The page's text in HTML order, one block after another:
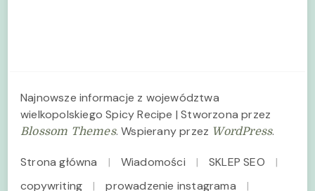
Najnowsze informacje z województwa
wielkopolskiegoSpicy Recipe | Stworzona przez
Blossom Themes. Wspierany przez WordPress.
Strona główna Wiadomości
SKLEP SEO
copywriting
prowadzenie instagrama